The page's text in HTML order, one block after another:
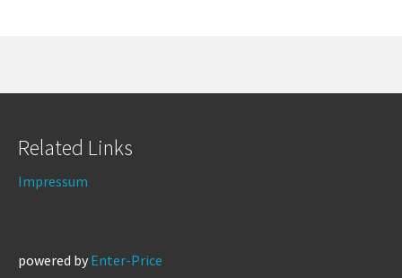
Related Links
Impressum
powered by Enter-Price